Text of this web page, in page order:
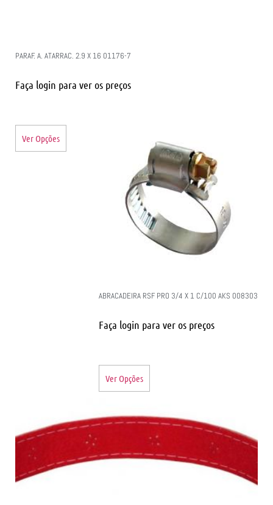
PARAF. A. ATARRAC. 2.9 X 16 01176-7
Faça login para ver os preços
Ver Opções
ABRACADEIRA RSF PRO 3/4 X 1 C/100 AKS 008303
Faça login para ver os preços
Ver Opções